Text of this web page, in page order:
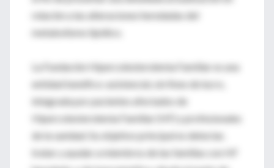
relación a las alteraciones heredadas del
metabolismo lipídico.
La Fundación Hipercolesterolemia Familiar es una
entidad benéfico-asistencial, sin fines de lucro,
integrada por pacientes afectados de
Hipercolesterolemia Familiar (HF) y profesionales
de la sanidad. Su objetivo principal es detectar,
tratar y ayudar a miembros de las familias con HF